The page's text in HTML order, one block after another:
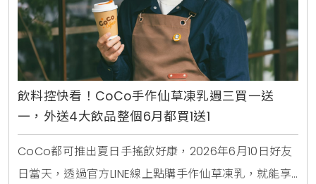
飲料控快看！CoCo手作仙草凍乳週三買一送
一，外送4大飲品整個6月都買1送1
CoCo都可推出夏日手搖飲好康，2026年6月10日好友
日當天，透過官方LINE線上點購手作仙草凍乳，就能享